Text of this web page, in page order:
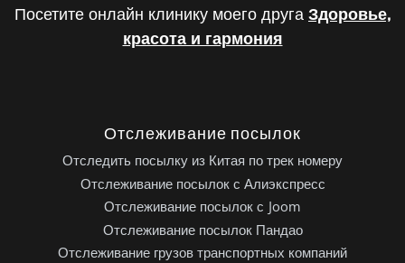
Посетите онлайн клинику моего друга Здоровье,
красота и гармония
Отслеживание посылок
Отследить посылку из Китая по трек номеру
Отслеживание посылок с Алиэкспресс
Отслеживание посылок с Joom
Отслеживание посылок Пандао
Отслеживание грузов транспортных компаний